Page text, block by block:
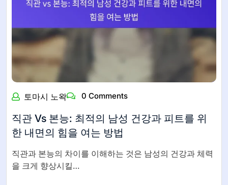
토마시 노왁 0 Comments
직관 Vs 본능: 최적의 남성 건강과 피트를 위
한 내면의 힘을 여는 방법
직관과 본능의 차이를 이해하는 것은 남성의 건강과 체력
을 크게 향상시킬…